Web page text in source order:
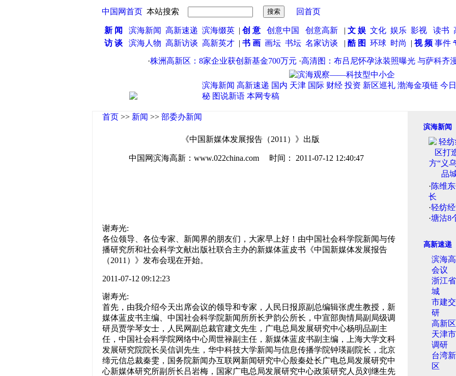
中国网首页 本站搜索 回首页
新 闻 滨海新闻 高新速递 滨海缀英| 创 意 创意中国 创意高新 | 文 娱 文化 娱乐 影视 读书
访 谈
滨海人物 高新访谈 高新英才 | 书 画 画坛 书坛 名家访谈 | 酷 图 环球 时尚 | 视 频事件
株洲高新区：8家企业获创新基金700万元·高清图：布吕尼怀孕泳装照曝光 与萨科齐漫步海
滨海新闻 高新速递 国内 天津 国际 财经 投资 新区巡礼 渤海金项链 今
秘 图说新语 本网专稿
首页 >> 新闻 >> 部委办新闻
《中国新媒体发展报告（2011）》出版
中国网滨海高新：www.022china.com 时间： 2011-07-12 12:40:47
谢寿光:
各位领导、各位专家、新闻界的朋友们，大家早上好！由中国社会科学院新闻与传
播研究所和社会科学文献出版社联合主办的新媒体蓝皮书《中国新媒体发展报告
（2011）》发布会现在开始。
2011-07-12 09:12:23
谢寿光:
首先，由我介绍今天出席会议的领导和专家，人民日报原副总编辑张虎生教授，新
媒体蓝皮书主编、中国社会科学院新闻所所长尹韵公所长，中宣部舆情局副局级调
研员贾学琴女士，人民网副总裁官建文先生，广电总局发展研究中心杨明品副主
任，中国社会科学院网络中心周世禄副主任，新媒体蓝皮书副主编，上海大学文科
发展研究院院长吴信训先生，华中科技大学新闻与信息传播学院钟瑛副院长，北京
缔元信总裁秦雯，国务院新闻办互联网新闻研究中心殷秦处长广电总局发展研究中
心新媒体研究所副所长吕岩梅，国家广电总局发展研究中心政策研究人员刘继生先
滨海新闻
·陈维
长
·轻纺
·塘沽8
高新速递
滨海
会议
浙江
城
市建
研
高新
天津
调研
台湾
区